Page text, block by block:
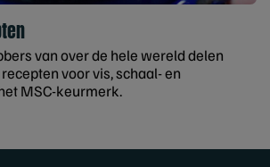
van over de hele wereld delen
voor vis, schaal- en
MSC-keurmerk.